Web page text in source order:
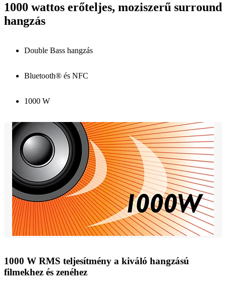
1000 wattos erőteljes, moziszerű surround
hangzás
Double Bass hangzás
Bluetooth® és NFC
1000 W
1000 W RMS teljesítmény a kiváló hangzású
filmekhez és zenéhez